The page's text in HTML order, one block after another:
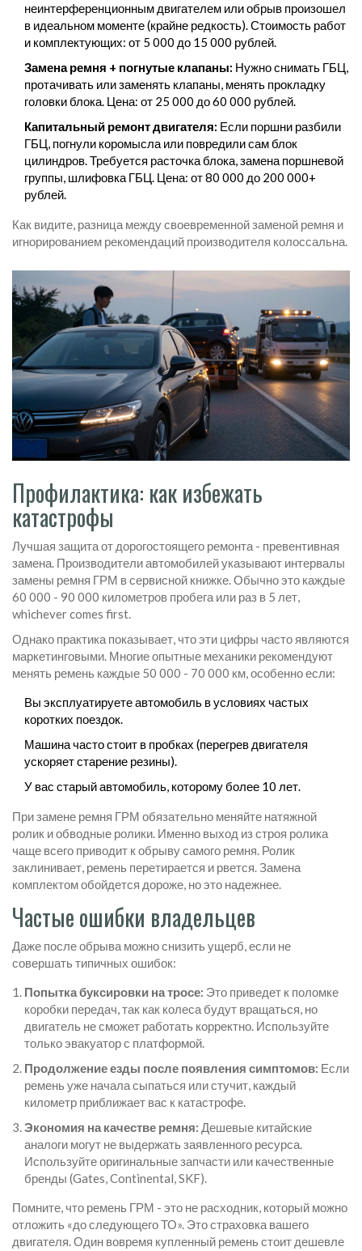
неинтерференционным двигателем или обрыв произошел
в идеальном моменте (крайне редкость). Стоимость работ
и комплектующих: от 5 000 до 15 000 рублей.
Замена ремня + погнутые клапаны: Нужно снимать ГБЦ,
протачивать или заменять клапаны, менять прокладку
головки блока. Цена: от 25 000 до 60 000 рублей.
Капитальный ремонт двигателя: Если поршни разбили
ГБЦ, погнули коромысла или повредили сам блок
цилиндров. Требуется расточка блока, замена поршневой
группы, шлифовка ГБЦ. Цена: от 80 000 до 200 000+
рублей.
Как видите, разница между своевременной заменой ремня и
игнорированием рекомендаций производителя колоссальна.
Профилактика: как избежать
катастрофы
Лучшая защита от дорогостоящего ремонта - превентивная
замена. Производители автомобилей указывают интервалы
замены ремня ГРМ в сервисной книжке. Обычно это каждые
60 000 - 90 000 километров пробега или раз в 5 лет,
whichever comes first.
Однако практика показывает, что эти цифры часто являются
маркетинговыми. Многие опытные механики рекомендуют
менять ремень каждые 50 000 - 70 000 км, особенно если:
Вы эксплуатируете автомобиль в условиях частых
коротких поездок.
Машина часто стоит в пробках (перегрев двигателя
ускоряет старение резины).
У вас старый автомобиль, которому более 10 лет.
При замене ремня ГРМ обязательно меняйте натяжной
ролик и обводные ролики. Именно выход из строя ролика
чаще всего приводит к обрыву самого ремня. Ролик
заклинивает, ремень перетирается и рвется. Замена
комплектом обойдется дороже, но это надежнее.
Частые ошибки владельцев
Даже после обрыва можно снизить ущерб, если не
совершать типичных ошибок:
Попытка буксировки на тросе: Это приведет к поломке
коробки передач, так как колеса будут вращаться, но
двигатель не сможет работать корректно. Используйте
только эвакуатор с платформой.
Продолжение езды после появления симптомов: Если
ремень уже начала сыпаться или стучит, каждый
километр приближает вас к катастрофе.
Экономия на качестве ремня: Дешевые китайские
аналоги могут не выдержать заявленного ресурса.
Используйте оригинальные запчасти или качественные
бренды (Gates, Continental, SKF).
Помните, что ремень ГРМ - это не расходник, который можно
отложить «до следующего ТО». Это страховка вашего
двигателя. Один вовремя купленный ремень стоит дешевле